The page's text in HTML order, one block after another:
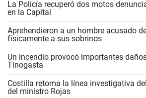
La Policía recuperó dos motos
en la Capital
Aprehendieron a un hombre acusado
físicamente a sus sobrinos
Un incendio provocó importantes
Tinogasta
Costilla retoma la línea investigativa
del ministro Rojas